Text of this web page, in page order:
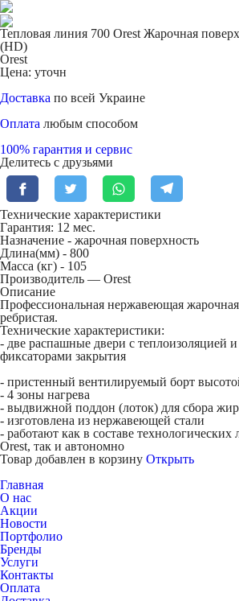
Тепловая линия 700 Orest Жарочная
(НD)
Orest
Цена: уточн
Доставка по всей Украине
Оплата любым способом
100% гарантия и сервис
Делитесь с друзьями
Технические характеристики
Гарантия: 12 мес.
Назначение - жарочная поверхность
Длина(мм) - 800
Масса (кг) - 105
Производитель — Orest
Описание
Профессиональная нержавеющая
ребристая.
Технические характеристики:
- две распашные двери с теплоизоляцией
фиксаторами закрытия
- пристенный вентилируемый борт
- 4 зоны нагрева
- выдвижной поддон (лоток) для сбора
- изготовлена из нержавеющей стали
- работают как в составе
Orest, так и автономно
Товар добавлен в корзину Открыть
Главная
О нас
Акции
Новости
Портфолио
Бренды
Услуги
Контакты
Оплата